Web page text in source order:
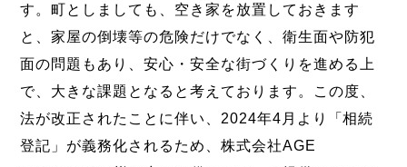
す。町としましても、空き家を放置しておきます
と、家屋の倒壊等の危険だけでなく、衛生面や防犯
面の問題もあり、安心・安全な街づくりを進める上
で、大きな課題となると考えております。この度、
法が改正されたことに伴い、2024年4月より「相続
登記」が義務化されるため、株式会社AGE